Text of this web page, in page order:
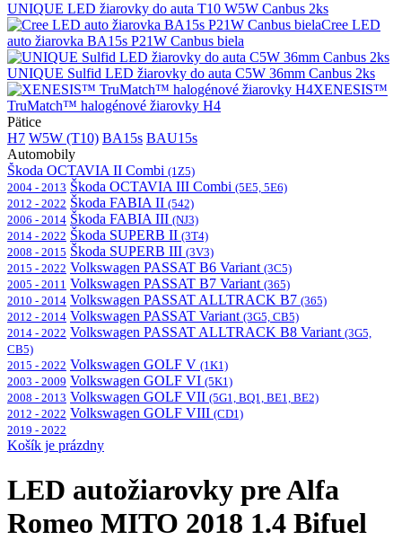
UNIQUE LED žiarovky do auta T10 W5W Canbus 2ks
Cree LED
auto žiarovka BA15s P21W Canbus biela
UNIQUE Sulfid LED žiarovky do auta C5W 36mm Canbus 2ks
XENESIS™
TruMatch™ halogénové žiarovky H4
Pätice
H7 W5W (T10) BA15s BAU15s
Automobily
Škoda OCTAVIA II Combi (1Z5)
2004 - 2013 Škoda OCTAVIA III Combi (5E5, 5E6)
2012 - 2022 Škoda FABIA II (542)
2006 - 2014 Škoda FABIA III (NJ3)
2014 - 2022 Škoda SUPERB II (3T4)
2008 - 2015 Škoda SUPERB III (3V3)
2015 - 2022 Volkswagen PASSAT B6 Variant (3C5)
2005 - 2011 Volkswagen PASSAT B7 Variant (365)
2010 - 2014 Volkswagen PASSAT ALLTRACK B7 (365)
2012 - 2014 Volkswagen PASSAT Variant (3G5, CB5)
2014 - 2022 Volkswagen PASSAT ALLTRACK B8 Variant (3G5,
CB5)
2015 - 2022 Volkswagen GOLF V (1K1)
2003 - 2009 Volkswagen GOLF VI (5K1)
2008 - 2013 Volkswagen GOLF VII (5G1, BQ1, BE1, BE2)
2012 - 2022 Volkswagen GOLF VIII (CD1)
2019 - 2022
Košík je prázdny
LED autožiarovky pre Alfa
Romeo MITO 2018 1.4 Bifuel